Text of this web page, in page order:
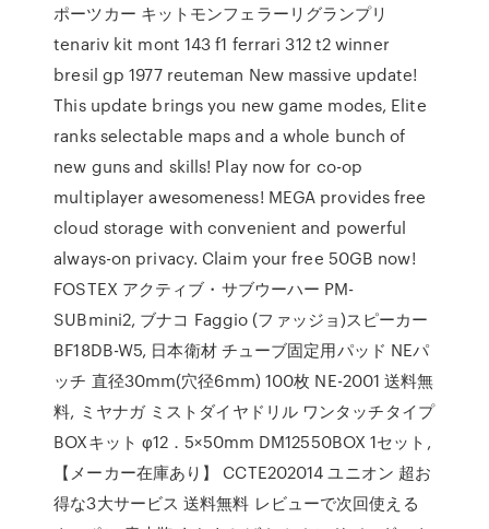
ポーツカー キットモンフェラーリグランプリ
tenariv kit mont 143 f1 ferrari 312 t2 winner
bresil gp 1977 reuteman New massive update!
This update brings you new game modes, Elite
ranks selectable maps and a whole bunch of
new guns and skills! Play now for co-op
multiplayer awesomeness! MEGA provides free
cloud storage with convenient and powerful
always-on privacy. Claim your free 50GB now!
FOSTEX アクティブ・サブウーハー PM-
SUBmini2, ブナコ Faggio (ファッジョ)スピーカー
BF18DB-W5, 日本衛材 チューブ固定用パッド NEパ
ッチ 直径30mm(穴径6mm) 100枚 NE-2001 送料無
料, ミヤナガ ミストダイヤドリル ワンタッチタイプ
BOXキット φ12．5×50mm DM12550BOX 1セット,
【メーカー在庫あり】 CCTE202014 ユニオン 超お
得な3大サービス 送料無料 レビューで次回使える